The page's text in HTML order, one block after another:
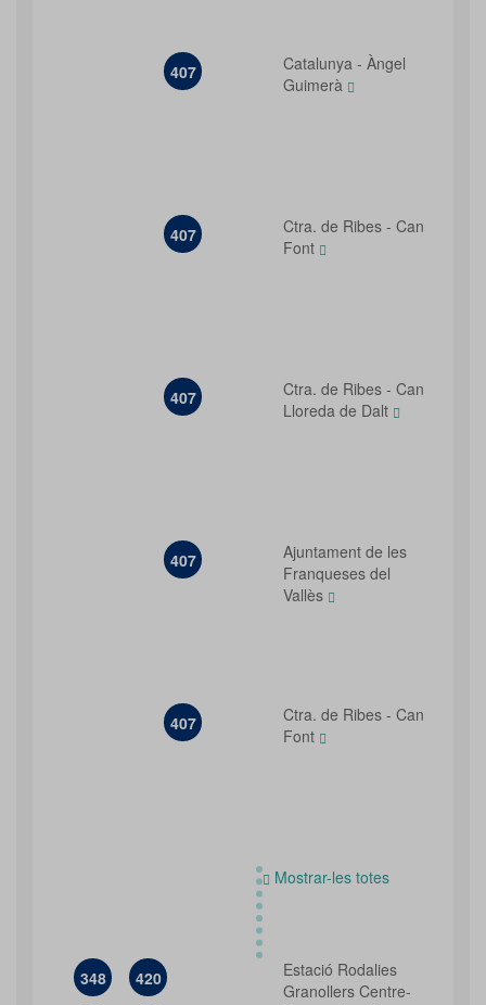
407
Catalunya - Àngel
Guimerà
407
Ctra. de Ribes - Can
Font
407
Ctra. de Ribes - Can
Lloreda de Dalt
407
Ajuntament de les
Franqueses del
Vallès
407
Ctra. de Ribes - Can
Font
Mostrar-les totes
348 420
Estació Rodalies
Granollers Centre-